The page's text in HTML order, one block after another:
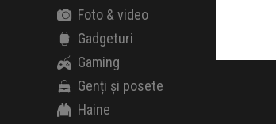
Foto & video
Gadgeturi
Gaming
Genți și posete
Haine